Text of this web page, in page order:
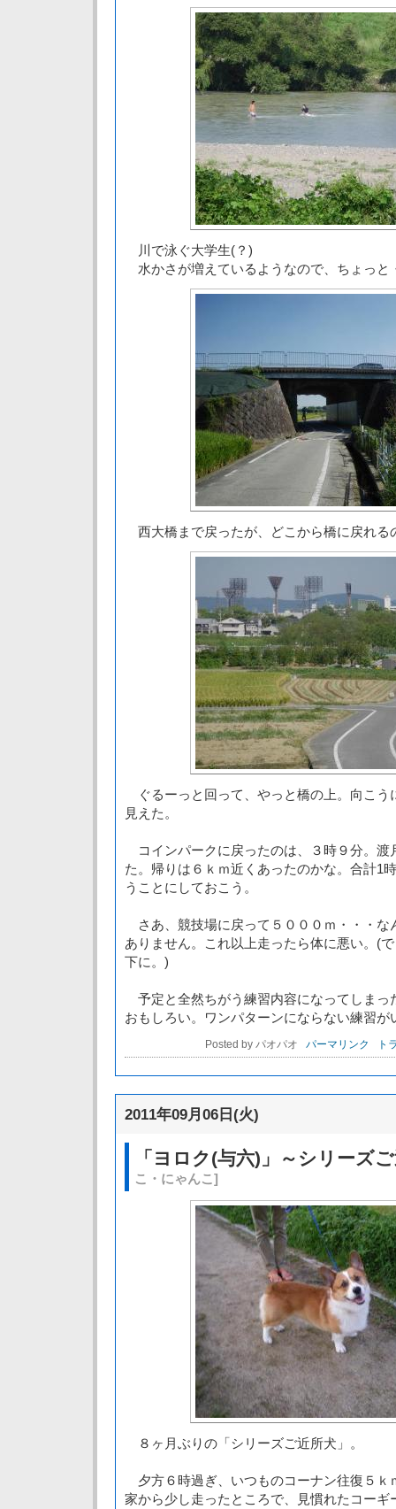
川で泳ぐ大学生(？)
水かさが増えているようなので、ちょっと
西大橋まで戻ったが、どこから橋に戻れる
ぐるーっと回って、やっと橋の上。向こう
見えた。
コインパークに戻ったのは、３時９分。渡
た。帰りは６ｋｍ近くあったのかな。合計1
うことにしておこう。
さあ、競技場に戻って５０００ｍ・・・な
ありません。これ以上走ったら体に悪い。(
下に。)
予定と全然ちがう練習内容になってしまっ
おもしろい。ワンパターンにならない練習が
Posted by パオパオ パーマリンク ト
2011年09月06日(火)
「ヨロク(与六)」～シリーズ
こ・にゃんこ]
８ヶ月ぶりの「シリーズご近所犬」。
夕方６時過ぎ、いつものコーナン往復５ｋ
家から少し走ったところで、見慣れたコーギ